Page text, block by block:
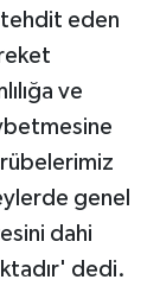
tehdit eden
ve
genel
dahi
dedi.